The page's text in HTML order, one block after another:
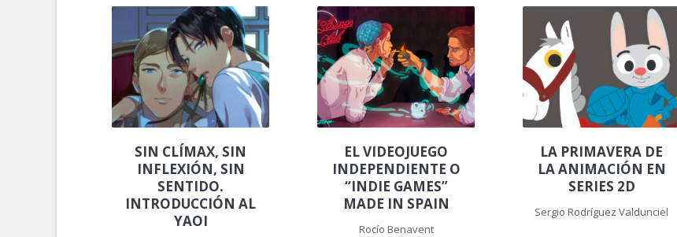
SIN CLÍMAX, SIN
INFLEXIÓN, SIN
SENTIDO.
INTRODUCCIÓN AL
YAOI
EL VIDEOJUEGO
INDEPENDIENTE O
“INDIE GAMES”
MADE IN SPAIN
Rocío Benavent
LA PRIMAVERA DE
LA ANIMACIÓN EN
SERIES 2D
Sergio Rodríguez Valdunciel